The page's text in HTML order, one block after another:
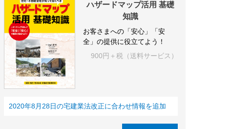
ハザードマップ活用 基礎
知識
お客さまへの「安心」「安
全」の提供に役立てよう！
900円＋税（送料サービス）
2020年8月28日の宅建業法改正に合わせ情報を追加